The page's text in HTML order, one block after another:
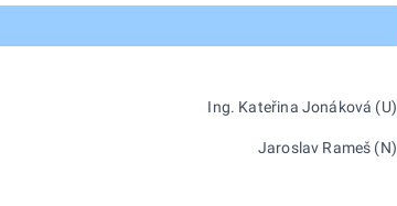
Ing. Kateřina Jonáková (U)
Jaroslav Rameš (N)